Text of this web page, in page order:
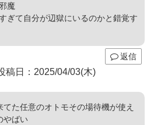
魔
ぎて自分が辺獄にいるのかと錯覚す
返信
稿日：2025/04/03(木)
てた任意のオトモその場待機が使え
やばい